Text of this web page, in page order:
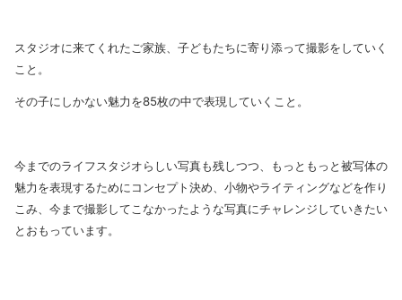
スタジオに来てくれたご家族、子どもたちに寄り添って撮影をしていく
こと。
その子にしかない魅力を85枚の中で表現していくこと。
今までのライフスタジオらしい写真も残しつつ、もっともっと被写体の
魅力を表現するためにコンセプト決め、小物やライティングなどを作り
こみ、今まで撮影してこなかったような写真にチャレンジしていきたい
とおもっています。